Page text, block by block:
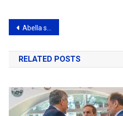
Navegación
de
entradas
Abella supervisó el avance del plan de bacheo urbano de hormigón
RELATED POSTS